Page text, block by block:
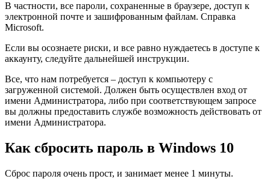
В частности, все пароли, сохраненные в браузере, доступ к
электронной почте и зашифрованным файлам. Справка
Microsoft.
Если вы осознаете риски, и все равно нуждаетесь в доступе к
аккаунту, следуйте дальнейшей инструкции.
Все, что нам потребуется – доступ к компьютеру с
загруженной системой. Должен быть осуществлен вход от
имени Администратора, либо при соответствующем запросе
вы должны предоставить службе возможность действовать от
имени Администратора.
Как сбросить пароль в Windows 10
Сброс пароля очень прост, и занимает менее 1 минуты.